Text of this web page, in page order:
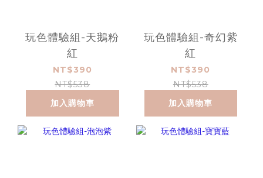
玩色體驗組-天鵝粉
紅
NT$390
NT$538
加入購物車
玩色體驗組-奇幻紫
紅
NT$390
NT$538
加入購物車